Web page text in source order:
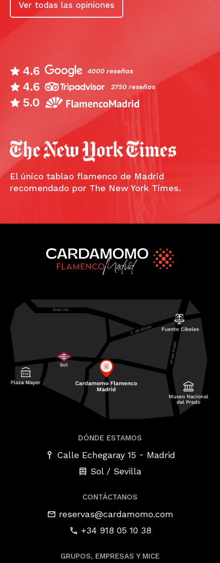
Ver todas las opiniones
4.6 4000 reseñas
4.6 2750 reseñas
5.0
El único tablao flamenco de Madrid
recomendado por The New York Times.
DÓNDE ESTAMOS
Calle Echegaray 15 - Madrid
Sol / Sevilla
CONTÁCTANOS
reservas@cardamomo.com
+34 918 05 10 38
GRUPOS, EMPRESAS Y MICE